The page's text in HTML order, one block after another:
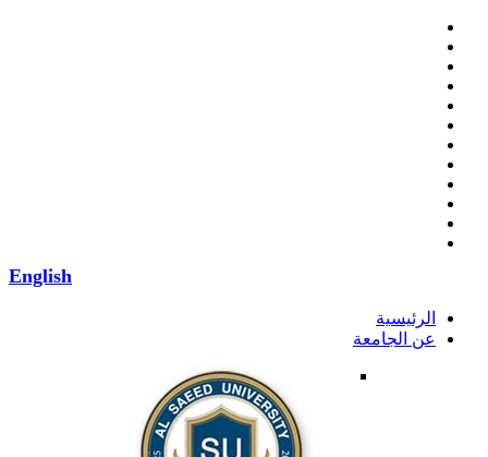
English
الرئيسية
عن الجامعة